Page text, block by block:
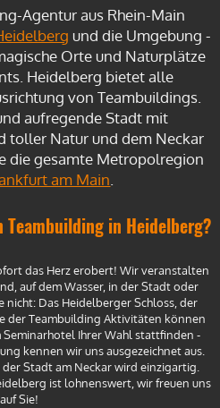
Agentur aus Rhein-Main
und die Umgebung -
Orte und Naturplätze
Heidelberg bietet alle
von Teambuildings.
aufregende Stadt mit
toller Natur und dem Neckar
die gesamte Metropolregion
am Main
Teambuilding in Heidelberg?
das Herz erobert! Wir veranstalten
auf dem Wasser, in der Stadt oder
Das Heidelberger Schloss, der
der Teambuilding Aktivitäten können
Seminarhotel Ihrer Wahl stattfinden -
kennen wir uns ausgezeichnet aus.
Stadt am Neckar wird einzigartig.
ist lohnenswert, wir freuen uns
auf Sie!